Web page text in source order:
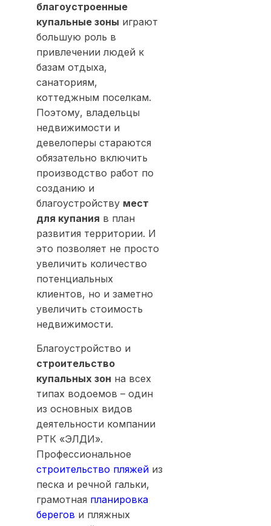
благоустроенные
купальные зоны играют
большую роль в
привлечении людей к
базам отдыха,
санаториям,
коттеджным поселкам.
Поэтому, владельцы
недвижимости и
девелоперы стараются
обязательно включить
производство работ по
созданию и
благоустройству мест
для купания в план
развития территории. И
это позволяет не просто
увеличить количество
потенциальных
клиентов, но и заметно
увеличить стоимость
недвижимости.
Благоустройство и
строительство
купальных зон на всех
типах водоемов – один
из основных видов
деятельности компании
РТК «ЭЛДИ».
Профессиональное
строительство пляжей из
песка и речной гальки,
грамотная планировка
берегов и пляжных